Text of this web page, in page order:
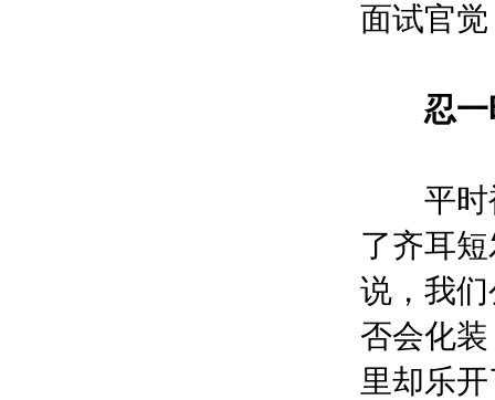
面试官
忍一
平时被
了齐耳
说，我
否会化
里却乐